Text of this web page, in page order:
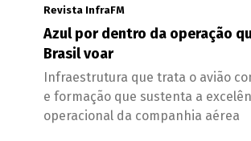
Revista InfraFM
Azul por dentro da operação
Brasil voar
Infraestrutura que trata o avião
e formação que sustenta a
operacional da companhia aérea